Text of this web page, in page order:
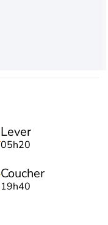
Lever
05h20
Coucher
19h40